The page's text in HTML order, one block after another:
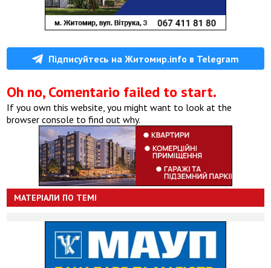
Підписуйтесь на Житомир.info в Telegram
Oh no, Comentario failed to start.
If you own this website, you might want to look at the
browser console to find out why.
МАТЕРІАЛИ ПО ТЕМІ